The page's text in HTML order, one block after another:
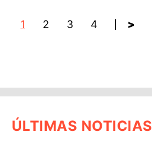
1 2 3 4 >
ÚLTIMAS NOTICIAS